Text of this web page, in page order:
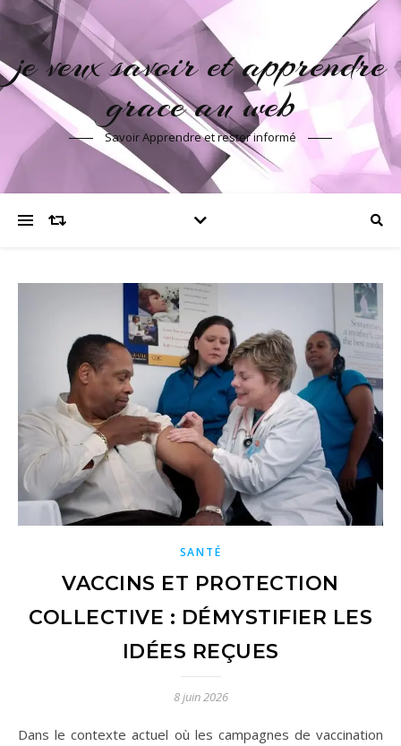
je veux savoir et apprendre
grace au web
Savoir Apprendre et rester informé
SANTÉ
VACCINS ET PROTECTION
COLLECTIVE : DÉMYSTIFIER LES
IDÉES REÇUES
8 juin 2026
Dans le contexte actuel où les campagnes de vaccination